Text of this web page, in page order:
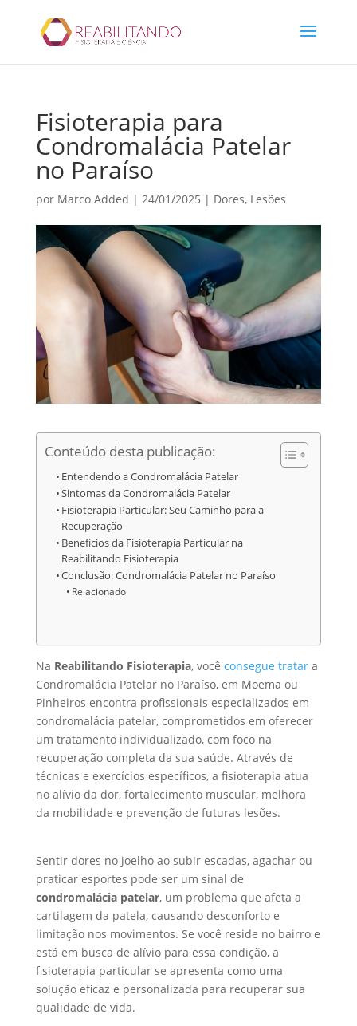
Fisioterapia para
Condromalácia Patelar
no Paraíso
por Marco Added | 24/01/2025 | Dores, Lesões
Conteúdo desta publicação:
Entendendo a Condromalácia Patelar
Sintomas da Condromalácia Patelar
Fisioterapia Particular: Seu Caminho para a
Recuperação
Benefícios da Fisioterapia Particular na
Reabilitando Fisioterapia
Conclusão: Condromalácia Patelar no Paraíso
Relacionado
Na Reabilitando Fisioterapia, você consegue tratara
Condromalácia Patelar no Paraíso, em Moema ou
Pinheiros encontra profissionais especializados em
condromalácia patelar, comprometidos em oferecer
um tratamento individualizado, com foco na
recuperação completa da sua saúde. Através de
técnicas e exercícios específicos, a fisioterapia atua
no alívio da dor, fortalecimento muscular, melhora
da mobilidade e prevenção de futuras lesões.
Sentir dores no joelho ao subir escadas, agachar ou
praticar esportes pode ser um sinal de
condromalácia patelar, um problema que afeta a
cartilagem da patela, causando desconforto e
limitação nos movimentos. Se você reside no bairro e
está em busca de alívio para essa condição, a
fisioterapia particular se apresenta como uma
solução eficaz e personalizada para recuperar sua
qualidade de vida.